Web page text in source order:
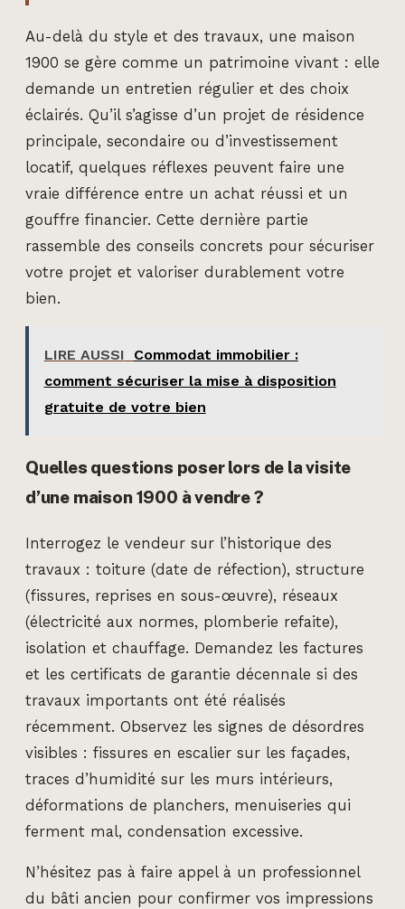
Au-delà du style et des travaux, une maison
1900 se gère comme un patrimoine vivant : elle
demande un entretien régulier et des choix
éclairés. Qu’il s’agisse d’un projet de résidence
principale, secondaire ou d’investissement
locatif, quelques réflexes peuvent faire une
vraie différence entre un achat réussi et un
gouffre financier. Cette dernière partie
rassemble des conseils concrets pour sécuriser
votre projet et valoriser durablement votre
bien.
LIRE AUSSI
Commodat immobilier :
comment sécuriser la mise à disposition
gratuite de votre bien
Quelles questions poser lors de la visite
d’une maison 1900 à vendre ?
Interrogez le vendeur sur l’historique des
travaux : toiture (date de réfection), structure
(fissures, reprises en sous-œuvre), réseaux
(électricité aux normes, plomberie refaite),
isolation et chauffage. Demandez les factures
et les certificats de garantie décennale si des
travaux importants ont été réalisés
récemment. Observez les signes de désordres
visibles : fissures en escalier sur les façades,
traces d’humidité sur les murs intérieurs,
déformations de planchers, menuiseries qui
ferment mal, condensation excessive.
N’hésitez pas à faire appel à un professionnel
du bâti ancien pour confirmer vos impressions